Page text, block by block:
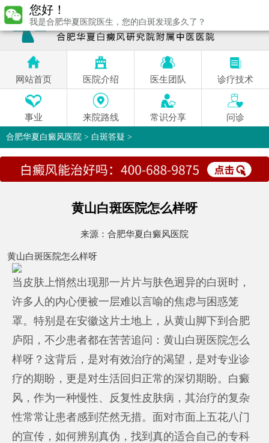
网站首页 医院介绍 医生团队 诊疗技术
事业 来院路线 常识分享 问诊
合肥华夏白癜风医院 > 白斑答疑 >
黄山白斑医院怎么样呀
来源： 合肥华夏白癜风医院
黄山白斑医院怎么样呀
当皮肤上悄然出现那一片片与肤色迥异的白斑时，
许多人的内心便被一层难以言喻的焦虑与困惑笼
罩。特别是在安徽这片土地上，从黄山脚下到合肥
庐阳，不少患者都在苦苦追问：黄山白斑医院怎么
样呀？这背后，是对有效治疗的渴望，是对专业诊
疗的期盼，更是对生活回归正常的深切期盼。白癜
风，作为一种慢性、反复性皮肤病，其治疗的复杂
性常常让患者感到茫然无措。面对市面上五花八门
的宣传，如何辨别真伪，找到真的适合自己的专科
您好！
我是合肥华夏医院医生，您的白斑发现多久了？